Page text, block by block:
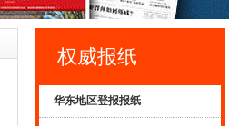
权威报纸
华东地区登报报纸